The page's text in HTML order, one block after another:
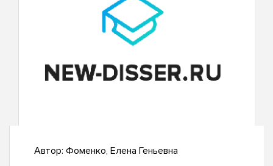
Автор: Фоменко, Елена Геньевна